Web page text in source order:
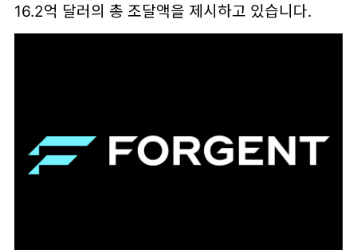
16.2억 달러의 총 조달액을 제시하고 있습니다.